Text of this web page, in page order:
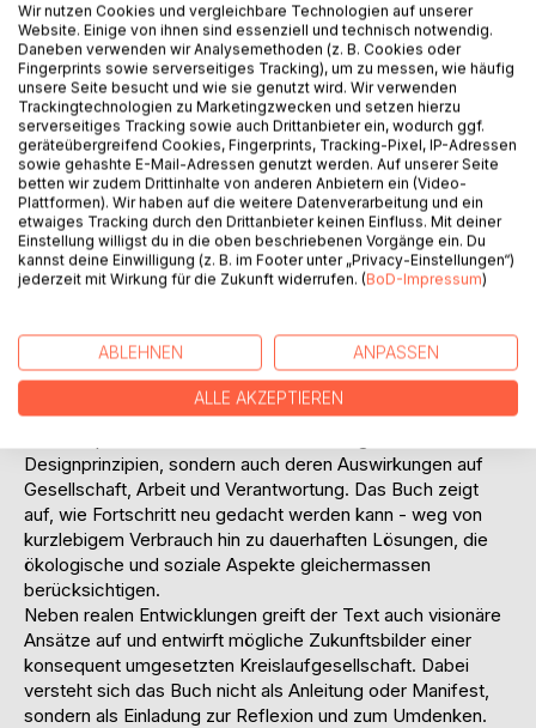
BESCHREIBUNG
Dieses Buch setzt sich mit der Idee der Kreislaufwirtschaft
auseinander und beleuchtet, wie langlebige, reparierbare
und modular gedachte Produkte zu einem nachhaltigeren
persönlichen Erfahrungen aus Handwerk und
Unternehmertum verbindet der Autor technische,
gesellschaftliche und ethische Fragestellungen zu einem
ganzheitlichen Blick auf unseren heutigen Konsum.
Designprinzipien, sondern auch deren Auswirkungen auf
Gesellschaft, Arbeit und Verantwortung. Das Buch zeigt
auf, wie Fortschritt neu gedacht werden kann - weg von
kurzlebigem Verbrauch hin zu dauerhaften Lösungen, die
ökologische und soziale Aspekte gleichermassen
berücksichtigen.
Neben realen Entwicklungen greift der Text auch visionäre
Ansätze auf und entwirft mögliche Zukunftsbilder einer
konsequent umgesetzten Kreislaufgesellschaft. Dabei
versteht sich das Buch nicht als Anleitung oder Manifest,
sondern als Einladung zur Reflexion und zum Umdenken.
Wir nutzen Cookies und vergleichbare Technologien auf unserer
Website. Einige von ihnen sind essenziell und technisch notwendig.
Daneben verwenden wir Analysemethoden (z. B. Cookies oder
Fingerprints sowie serverseitiges Tracking), um zu messen, wie häufig
unsere Seite besucht und wie sie genutzt wird. Wir verwenden
Trackingtechnologien zu Marketingzwecken und setzen hierzu
serverseitiges Tracking sowie auch Drittanbieter ein, wodurch ggf.
geräteübergreifend Cookies, Fingerprints, Tracking-Pixel, IP-Adressen
sowie gehashte E-Mail-Adressen genutzt werden. Auf unserer Seite
betten wir zudem Drittinhalte von anderen Anbietern ein (Video-
Plattformen). Wir haben auf die weitere Datenverarbeitung und ein
etwaiges Tracking durch den Drittanbieter keinen Einfluss. Mit deiner
Einstellung willigst du in die oben beschriebenen Vorgänge ein. Du
kannst deine Einwilligung (z. B. im Footer unter „Privacy-Einstellungen“)
jederzeit mit Wirkung für die Zukunft widerrufen. (BoD-Impressum)
ABLEHNEN ANPASSEN
ALLE AKZEPTIEREN